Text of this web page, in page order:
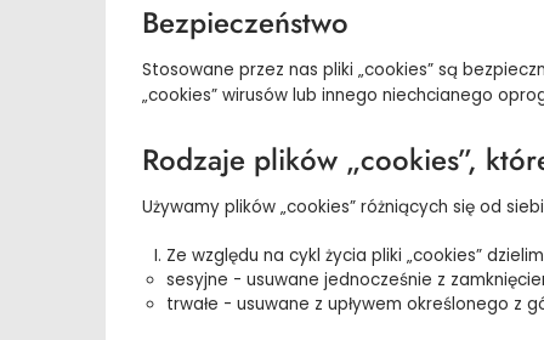
Bezpieczeństwo
Stosowane przez nas pliki „cookies” są
„cookies” wirusów lub innego niechcianego
Rodzaje plików „cookies”,
Używamy plików „cookies” różniących się od
Ze względu na cykl życia pliki „cookies”
sesyjne - usuwane jednocześnie z
trwałe - usuwane z upływem określonego z